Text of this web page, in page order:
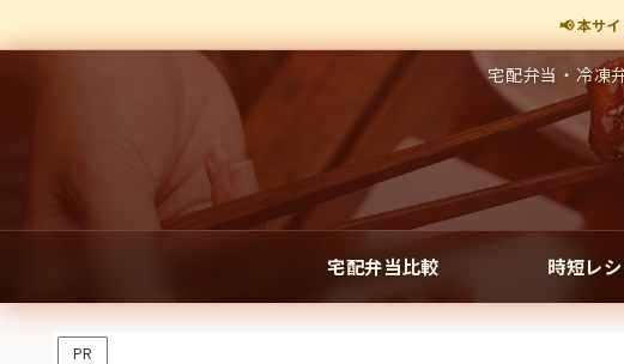
📢 本サ
宅配弁当・冷凍
宅配弁当比較 時短レ
PR